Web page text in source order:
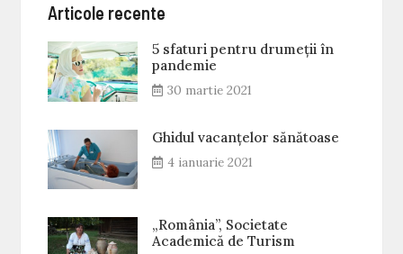
Articole recente
5 sfaturi pentru drumeții în
pandemie
30 martie 2021
Ghidul vacanțelor sănătoase
4 ianuarie 2021
„România”, Societate
Academică de Turism